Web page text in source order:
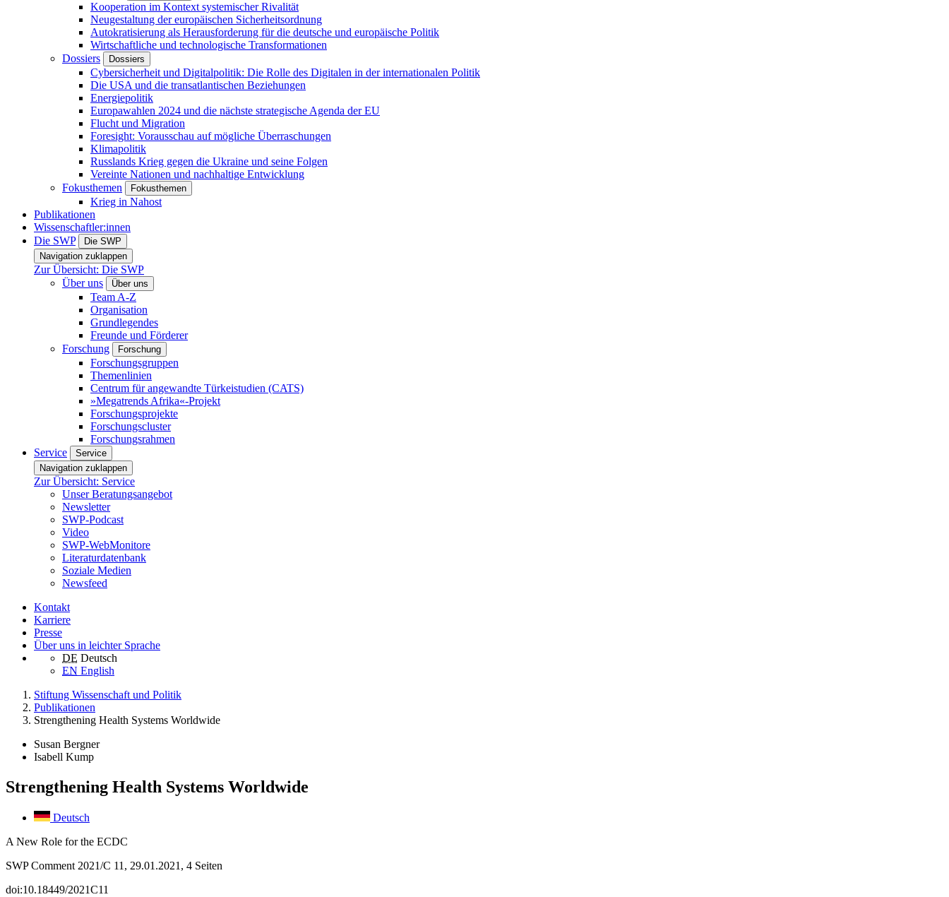
Kooperation im Kontext systemischer Rivalität
Neugestaltung der europäischen Sicherheitsordnung
Autokratisierung als Herausforderung für die deutsche und europäische Politik
Wirtschaftliche und technologische Transformationen
Dossiers
Dossiers
Cybersicherheit und Digitalpolitik: Die Rolle des Digitalen in der internationalen Politik
Die USA und die transatlantischen Beziehungen
Energiepolitik
Europawahlen 2024 und die nächste strategische Agenda der EU
Flucht und Migration
Foresight: Vorausschau auf mögliche Überraschungen
Klimapolitik
Russlands Krieg gegen die Ukraine und seine Folgen
Vereinte Nationen und nachhaltige Entwicklung
Fokusthemen
Fokusthemen
Krieg in Nahost
Publikationen
Wissenschaftler:innen
Die SWP
Die SWP
Navigation zuklappen
Zur Übersicht: Die SWP
Über uns
Über uns
Team A-Z
Organisation
Grundlegendes
Freunde und Förderer
Forschung
Forschung
Forschungsgruppen
Themenlinien
Centrum für angewandte Türkeistudien (CATS)
»Megatrends Afrika«-Projekt
Forschungsprojekte
Forschungscluster
Forschungsrahmen
Service
Service
Navigation zuklappen
Zur Übersicht: Service
Unser Beratungsangebot
Newsletter
SWP-Podcast
Video
SWP-WebMonitore
Literaturdatenbank
Soziale Medien
Newsfeed
Kontakt
Karriere
Presse
Über uns in leichter Sprache
DE Deutsch
EN English
Stiftung Wissenschaft und Politik
Publikationen
Strengthening Health Systems Worldwide
Susan Bergner
Isabell Kump
Strengthening Health Systems Worldwide
Deutsch
A New Role for the ECDC
SWP Comment 2021/C 11, 29.01.2021, 4 Seiten
doi:10.18449/2021C11